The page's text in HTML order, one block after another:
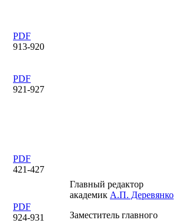
PDF
913-920
PDF
921-927
PDF
421-427
PDF
924-931
Главный редактор
академик А.П. Деревянко
Заместитель главного